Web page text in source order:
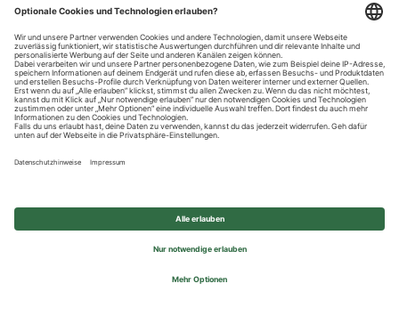
Datenschutzhinweise
Impressum
Privatsphäre-Einstellungen
© 2026 REWE Group - All rights reserved